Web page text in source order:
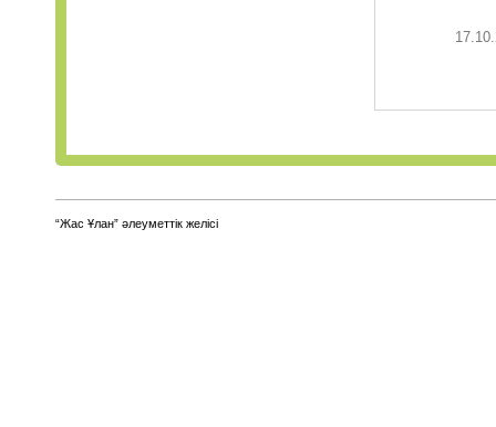
“Жас Ұлан” әлеуметтік желісі